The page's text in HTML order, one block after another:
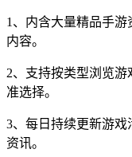
1、内含大量精品手
内容。
2、支持按类型浏览
准选择。
3、每日持续更新游
资讯。